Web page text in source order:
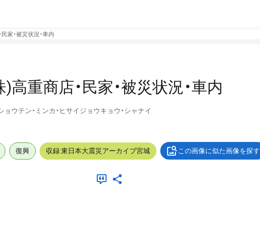
家・被災状況・車内
高重商店・民家・被災状況・車内
ウテン・ミンカ・ヒサイジョウキョウ・シャナイ
復興 収録:東日本大震災アーカイブ宮城 この画像に似た画像を探す